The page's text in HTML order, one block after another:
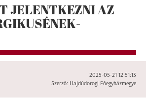
JELENTKEZNI AZ
2025-05-21 12:51:13
Szerző: Hajdúdorogi Főegyházmegye